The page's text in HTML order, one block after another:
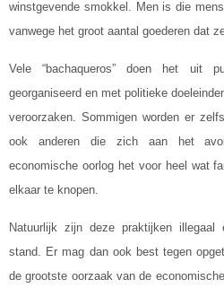
winstgevende smokkel. Men is die
vanwege het groot aantal goederen dat
Vele “bachaqueros” doen het uit
georganiseerd en met politieke
veroorzaken. Sommigen worden er
ook anderen die zich aan het
economische oorlog het voor heel wat
elkaar te knopen.
Natuurlijk zijn deze praktijken
stand. Er mag dan ook best tegen
de grootste oorzaak van de